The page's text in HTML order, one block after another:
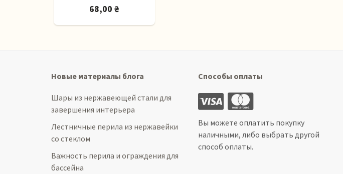
68,00 ₴
Новые материалы блога
Шары из нержавеющей стали для
завершения интерьера
Лестничные перила из нержавейки
со стеклом
Важность перила и ограждения для
бассейна
Способы оплаты
Вы можете оплатить покупку
наличными, либо выбрать другой
способ оплаты.